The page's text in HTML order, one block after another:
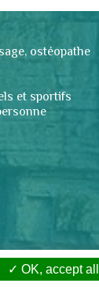
ostéopathe
et sportifs
légales
en Ardèche
OK, accept all